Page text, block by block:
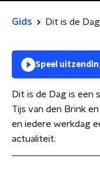
Gids Dit is de Dag
Speel
Dit is de Dag is een
Tijs van den Brink
en iedere werkdag
actualiteit.